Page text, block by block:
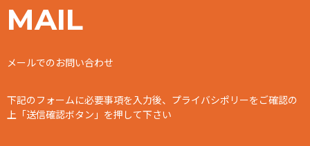
MAIL
メールでのお問い合わせ
下記のフォームに必要事項を入力後、プライバシポリーをご確認の
上「送信確認ボタン」を押して下さい